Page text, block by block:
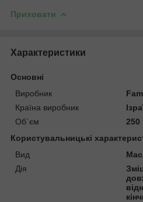
Приховати
Характеристики
Основні
Виробник
Країна виробник
Об`єм
250
Користувальницькі
Вид
Дія